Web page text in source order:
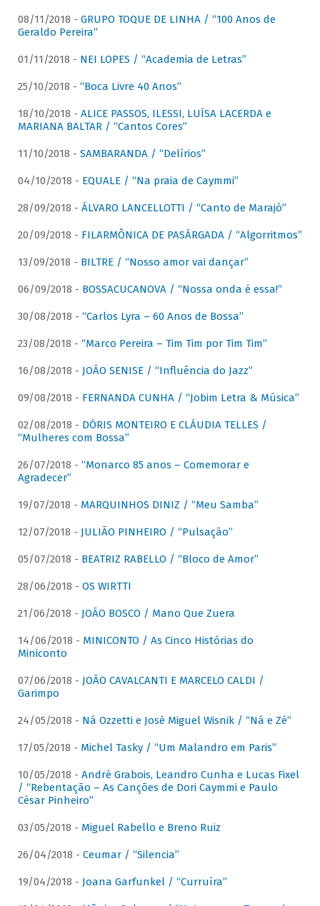
08/11/2018 - GRUPO TOQUE DE LINHA / “100 Anos de
Geraldo Pereira”
01/11/2018 - NEI LOPES / “Academia de Letras”
25/10/2018 - “Boca Livre 40 Anos”
18/10/2018 - ALICE PASSOS, ILESSI, LUÍSA LACERDA e
MARIANA BALTAR / “Cantos Cores”
11/10/2018 - SAMBARANDA / “Delírios”
04/10/2018 - EQUALE / “Na praia de Caymmi”
28/09/2018 - ÁLVARO LANCELLOTTI / “Canto de Marajó”
20/09/2018 - FILARMÔNICA DE PASÁRGADA / “Algorritmos”
13/09/2018 - BILTRE / “Nosso amor vai dançar”
06/09/2018 - BOSSACUCANOVA / “Nossa onda é essa!”
30/08/2018 - “Carlos Lyra – 60 Anos de Bossa”
23/08/2018 - “Marco Pereira – Tim Tim por Tim Tim”
16/08/2018 - JOÃO SENISE / “Influência do Jazz”
09/08/2018 - FERNANDA CUNHA / “Jobim Letra & Música”
02/08/2018 - DÓRIS MONTEIRO E CLÁUDIA TELLES /
“Mulheres com Bossa”
26/07/2018 - “Monarco 85 anos – Comemorar e
Agradecer”
19/07/2018 - MARQUINHOS DINIZ / “Meu Samba”
12/07/2018 - JULIÃO PINHEIRO / “Pulsação”
05/07/2018 - BEATRIZ RABELLO / “Bloco de Amor”
28/06/2018 - OS WIRTTI
21/06/2018 - JOÃO BOSCO / Mano Que Zuera
14/06/2018 - MINICONTO / As Cinco Histórias do
Miniconto
07/06/2018 - JOÃO CAVALCANTI E MARCELO CALDI /
Garimpo
24/05/2018 - Ná Ozzetti e José Miguel Wisnik / “Ná e Zé”
17/05/2018 - Michel Tasky / “Um Malandro em Paris”
10/05/2018 - André Grabois, Leandro Cunha e Lucas Fixel
/ “Rebentação – As Canções de Dori Caymmi e Paulo
César Pinheiro”
03/05/2018 - Miguel Rabello e Breno Ruiz
26/04/2018 - Ceumar / “Silencia”
19/04/2018 - Joana Garfunkel / “Curruíra”